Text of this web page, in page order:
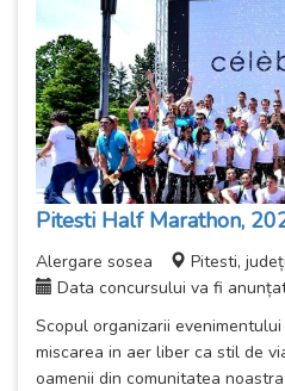
Pitesti Half Marathon,
Alergare sosea
Pitesti,
Data concursului va fi
Scopul organizarii
miscarea in aer liber ca stil de
oamenii din comunitatea